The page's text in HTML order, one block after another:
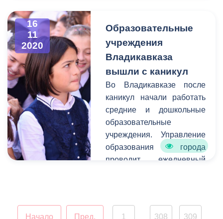
атмосферы в преддверии
рождественских
праздников.
столицы Осетии в годы
Великой Отечественной
войны.
16
11
2020
Образовательные
учреждения
Владикавказа
вышли с каникул
Во Владикавказе после
каникул начали работать
средние и дошкольные
образовательные
учреждения. Управление
образования города
проводит ежедневный
которого вносятся
Начало Пред.
1
308 309